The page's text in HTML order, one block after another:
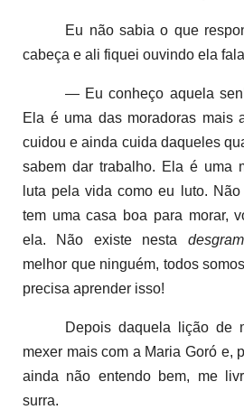
Eu não sabia o que
cabeça e ali fiquei ouvindo ela
— Eu conheço aquela
Ela é uma das moradoras mais
cuidou e ainda cuida daqueles
sabem dar trabalho. Ela é uma
luta pela vida como eu luto.
tem uma casa boa para morar,
ela. Não existe nesta
melhor que ninguém, todos
precisa aprender isso!
Depois daquela lição de
mexer mais com a Maria Goró e,
ainda não entendo bem, me
surra.